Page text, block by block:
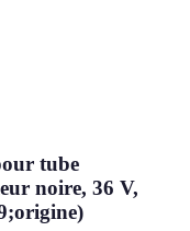
tube
noire, 36 V,